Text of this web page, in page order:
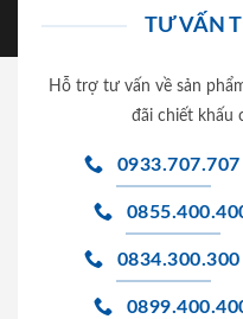
TƯ VẤN
Hỗ trợ tư vấn về sản
đãi chiết khấu
0933.707.707
0834.300.300